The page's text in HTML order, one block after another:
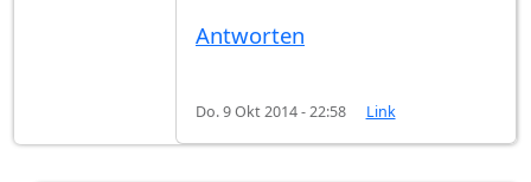
Antworten
Do. 9 Okt 2014 - 22:58 Link